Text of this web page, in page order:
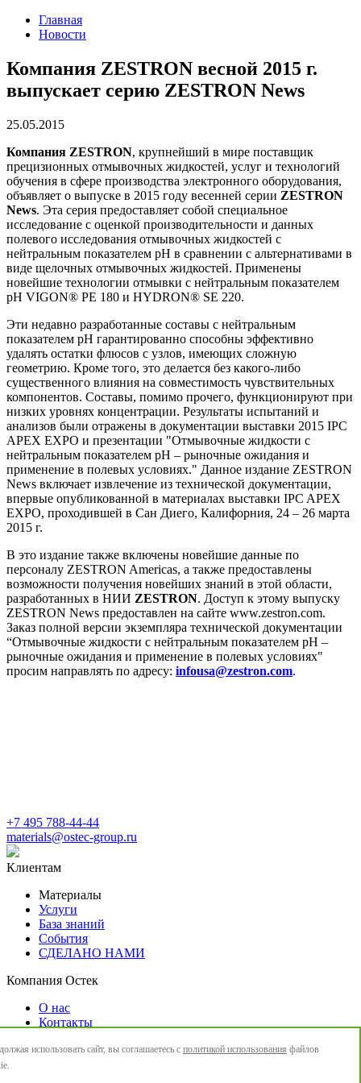
Главная
Новости
Компания ZESTRON весной 2015 г.
выпускает серию ZESTRON News
25.05.2015
Компания ZESTRON, крупнейший в мире поставщик
прецизионных отмывочных жидкостей, услуг и технологий
обучения в сфере производства электронного оборудования,
объявляет о выпуске в 2015 году весенней серии ZESTRON
News. Эта серия предоставляет собой специальное
исследование с оценкой производительности и данных
полевого исследования отмывочных жидкостей с
нейтральным показателем рН в сравнении с альтернативами в
виде щелочных отмывочных жидкостей. Применены
новейшие технологии отмывки с нейтральным показателем
рН VIGON® PE 180 и HYDRON® SE 220.
Эти недавно разработанные составы с нейтральным
показателем pH гарантированно способны эффективно
удалять остатки флюсов с узлов, имеющих сложную
геометрию. Кроме того, это делается без какого-либо
существенного влияния на совместимость чувствительных
компонентов. Составы, помимо прочего, функционируют при
низких уровнях концентрации. Результаты испытаний и
анализов были отражены в документации выставки 2015 IPC
APEX EXPO и презентации "Отмывочные жидкости с
нейтральным показателем pH – рыночные ожидания и
применение в полевых условиях." Данное издание ZESTRON
News включает извлечение из технической документации,
впервые опубликованной в материалах выставки IPC APEX
EXPO, проходившей в Сан Диего, Калифорния, 24 – 26 марта
2015 г.
В это издание также включены новейшие данные по
персоналу ZESTRON Americas, а также предоставлены
возможности получения новейших знаний в этой области,
разработанных в НИИ ZESTRON. Доступ к этому выпуску
ZESTRON News предоставлен на сайте www.zestron.com.
Заказ полной версии экземпляра технической документации
“Отмывочные жидкости с нейтральным показателем pH –
рыночные ожидания и применение в полевых условиях"
просим направлять по адресу: infousa@zestron.com.
+7 495 788-44-44
materials@ostec-group.ru
Клиентам
Материалы
Услуги
База знаний
События
СДЕЛАНО НАМИ
Компания Остек
О нас
Контакты
Политика конфиденциальности
использовать сайт, вы соглашаетесь с политикой использования файлов